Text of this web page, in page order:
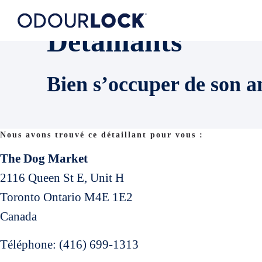
Détaillants
Bien s’occuper de son
Nous avons trouvé ce détaillant pour vous :
The Dog Market
2116 Queen St E, Unit H
Toronto Ontario M4E 1E2
Canada
Téléphone: (416) 699-1313